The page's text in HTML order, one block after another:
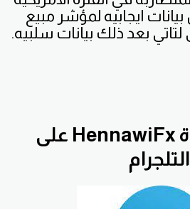
ايجابيه لمؤشر مبيع
بعد ذلك بيانات سلبيه.
اشترك بقناة HennawiFx على
التلجرام